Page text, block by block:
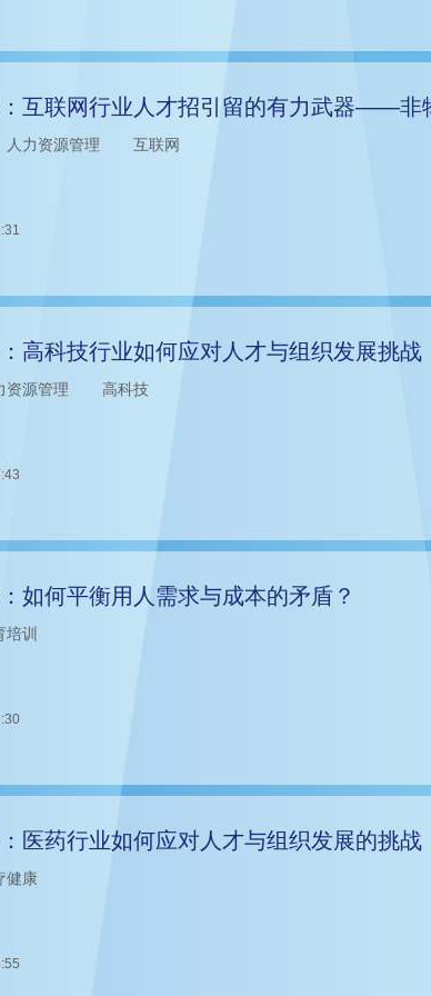
互联网行业人才招引留的有力武器——非
人力资源管理 互联网
高科技行业如何应对人才与组织发展挑战
资源管理 高科技
如何平衡用人需求与成本的矛盾？
培训
医药行业如何应对人才与组织发展的挑战
健康